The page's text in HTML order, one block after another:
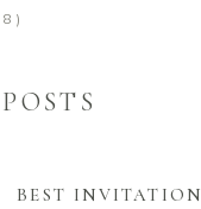
BEST INVITATION